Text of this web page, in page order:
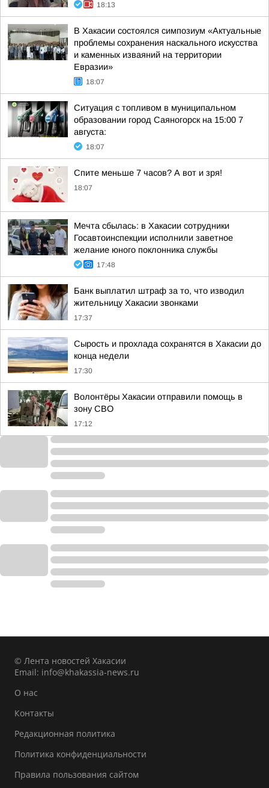
18:13
В Хакасии состоялся симпозиум «Актуальные
проблемы сохранения наскального искусства
и каменных изваяний на территории
Евразии»
18:07
Ситуация с топливом в муниципальном
образовании город Саяногорск на 15:00 7
августа:
18:07
Спите меньше 7 часов? А вот и зря!
18:07
Мечта сбылась: в Хакасии сотрудники
Госавтоинспекции исполнили заветное
желание юного поклонника службы
17:48
Банк выплатил штраф за то, что изводил
жительницу Хакасии звонками
17:37
Сырость и прохлада сохранятся в Хакасии до
конца недели
17:30
Волонтёры Хакасии отправили помощь в
зону СВО
17:12
© Лента новостей Хакасии
Email: info@khakassia-news.ru
О нас
Контакты
Редакционная политика
Политика конфиденциальности
Правила пользования сайтом